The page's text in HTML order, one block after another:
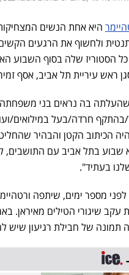
היא אחת הנשים
ולחשוף את הרגעים
כל הסטוריז שלה בסוף
ראש עיריית תל אביב, אסף
בה נראים בני משפחתה
חרדה/בעל במילואים/
הכיתוב הקטן והבהיר
שבוע בתל אביב עם
בעתיד".
לפני מספר ימים, שיתפה
שיגורי הטילים מאיראן.
תמונה של חבילת רגיעון